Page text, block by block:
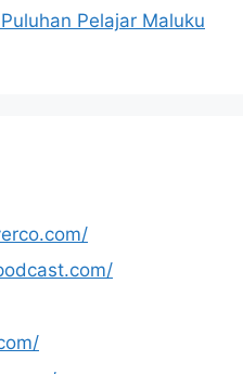
Pelajar Maluku